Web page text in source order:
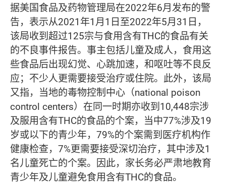
据美国食品及药物管理局在2022年6月发布的警
告，表示从2021年1月1日至2022年5月31日，
该局收到超过125宗与食用含有THC的食品有关
的不良事件报告。事主包括儿童及成人，食用这
些食品后出现幻觉、心跳加速，和呕吐等不良反
应；不少人更需要接受治疗或住院。此外，该局
又指，当地的毒物控制中心（national poison
control centers）在同一时期亦收到10,448宗涉
及服用含有THC的食品的个案，当中77%涉及19
岁或以下的青少年，79%的个案需到医疗机构作
健康检查，7%更需要接受深切治疗，其中涉及1
名儿童死亡的个案。因此，家长务必严肃地教育
青少年及儿童避免食用含有THC的食品。